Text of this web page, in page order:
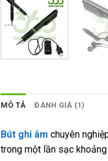
MÔ TẢ ĐÁNH GIÁ (1)
Bút ghi âm chuyên
trong một lần sạc